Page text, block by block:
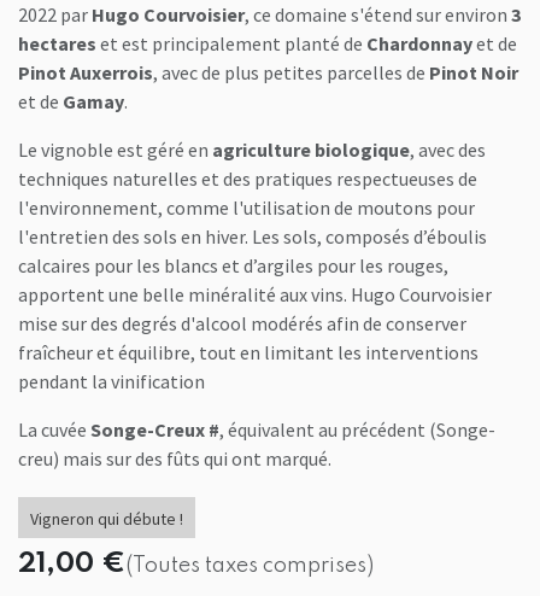
2022 par Hugo Courvoisier, ce domaine s'étend sur environ 3
hectares et est principalement planté de Chardonnayet de
Pinot Auxerrois, avec de plus petites parcelles de Pinot Noir
et de Gamay.
Le vignoble est géré en agriculture biologique, avec des
techniques naturelles et des pratiques respectueuses de
l'environnement, comme l'utilisation de moutons pour
l'entretien des sols en hiver. Les sols, composés d’éboulis
calcaires pour les blancs et d’argiles pour les rouges,
apportent une belle minéralité aux vins. Hugo Courvoisier
mise sur des degrés d'alcool modérés afin de conserver
fraîcheur et équilibre, tout en limitant les interventions
pendant la vinification
La cuvée Songe-Creux #, équivalent au précédent (Songe-
creu) mais sur des fûts qui ont marqué.
Vigneron qui débute !
21,00 €(Toutes taxes comprises)